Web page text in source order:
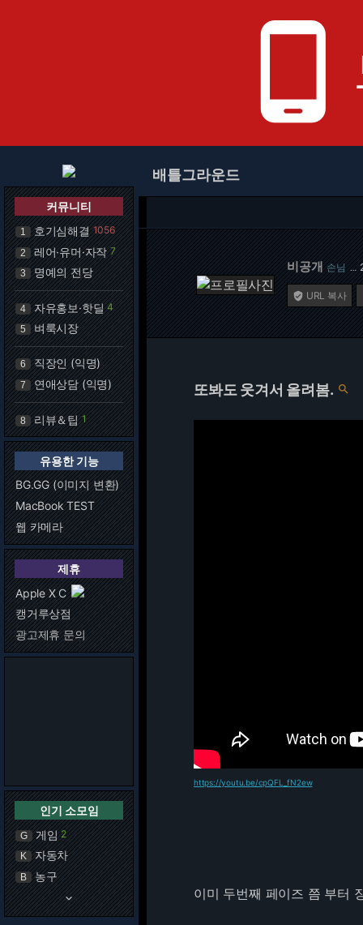
phone_android
커뮤니티
1 호기심해결 1056
2 레어·유머·자작 7
3 명예의 전당
4 자유홍보·핫딜 4
5 벼룩시장
6 직장인 (익명)
7 연애상담 (익명)
8 리뷰＆팁 1
유용한 기능
BG.GG (이미지 변환)
MacBook TEST
웹 카메라
제휴
Apple X C
캥거루상점
광고제휴 문의
인기 소모임
G 게임 2
K 자동차
B 농구
keyboard_arrow_down
배틀그라운드
비공개 손님 …
 URL 복사
또봐도 웃겨서 올려봄. 
https://youtu.be/cpQFL_fN2ew
이미 두번째 페이즈 쯤 부터